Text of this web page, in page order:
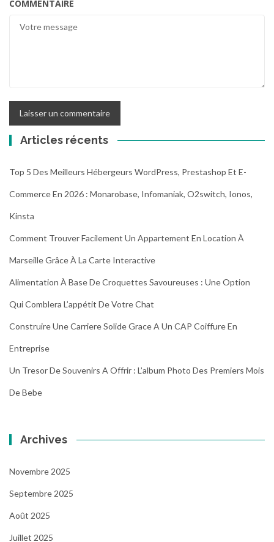
COMMENTAIRE
Articles récents
Top 5 Des Meilleurs Hébergeurs WordPress, Prestashop Et E-
Commerce En 2026 : Monarobase, Infomaniak, O2switch, Ionos,
Kinsta
Comment Trouver Facilement Un Appartement En Location À
Marseille Grâce À La Carte Interactive
Alimentation À Base De Croquettes Savoureuses : Une Option
Qui Comblera L’appétit De Votre Chat
Construire Une Carriere Solide Grace A Un CAP Coiffure En
Entreprise
Un Tresor De Souvenirs A Offrir : L’album Photo Des Premiers Mois
De Bebe
Archives
Novembre 2025
Septembre 2025
Août 2025
Juillet 2025